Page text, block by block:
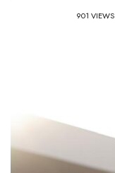
901 VIEWS